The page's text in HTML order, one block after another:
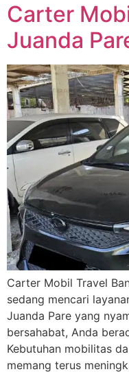
Carter
Juanda
Carter Mobil Travel
sedang mencari
Juanda Pare yang
bersahabat, Anda
Kebutuhan mobilitas
memang terus